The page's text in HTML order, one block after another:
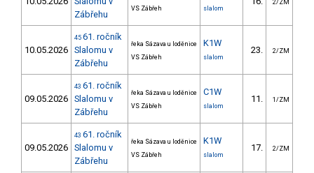
Zábřehu
VS Zábřeh slalom
2/ZM
10.05.2026
45 61. ročník
Slalomu v
Zábřehu
řeka Sázava u loděnice
VS Zábřeh
K1W
slalom
23. 2/ZM
09.05.2026
43 61. ročník
Slalomu v
Zábřehu
řeka Sázava u loděnice
VS Zábřeh
C1W
slalom
11. 1/ZM
09.05.2026
43 61. ročník
Slalomu v
Zábřehu
řeka Sázava u loděnice
VS Zábřeh
K1W
slalom
17. 2/ZM